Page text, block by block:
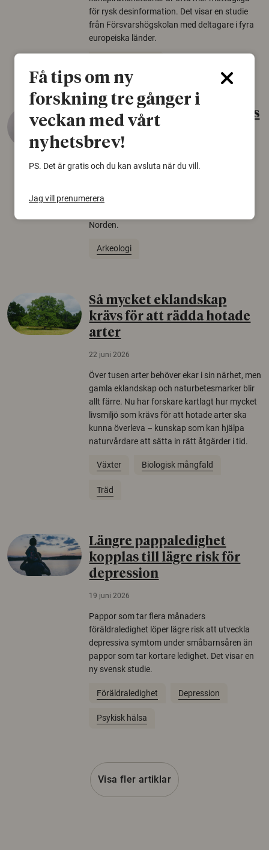
för rysk desinformation. Det visar en studie
från Försvarshögskolan med deltagare i fyra
europeiska länder.
Gammalt skinn var Sveriges
äldsta sko
Det som arkeologer länge trodde var en
gammal sko. Fyndet bär spår av romerskt
Norden.
Arkeologi
Så mycket eklandskap
krävs för att rädda hotade
arter
22 juni 2026
Över tusen arter behöver ekar i sin närhet, men
gamla eklandskap och naturbetesmarker blir
allt färre. Nu har forskare kartlagt hur mycket
livsmiljö som krävs för att hotade arter ska
kunna överleva – kunskap som kan hjälpa
naturvårdare att sätta in rätt åtgärder i tid.
Växter Biologisk mångfald
Träd
Längre pappaledighet
kopplas till lägre risk för
depression
19 juni 2026
Pappor som tar flera månaders
föräldraledighet löper lägre risk att utveckla
depressiva symtom under småbarnsåren än
pappor som tar kortare ledighet. Det visar en
ny svensk studie.
Föräldraledighet Depression
Psykisk hälsa
Visa fler artiklar
Få tips om ny
forskning tre gånger i
veckan med vårt
nyhetsbrev!
PS. Det är gratis och du kan avsluta när du vill.
Jag vill prenumerera